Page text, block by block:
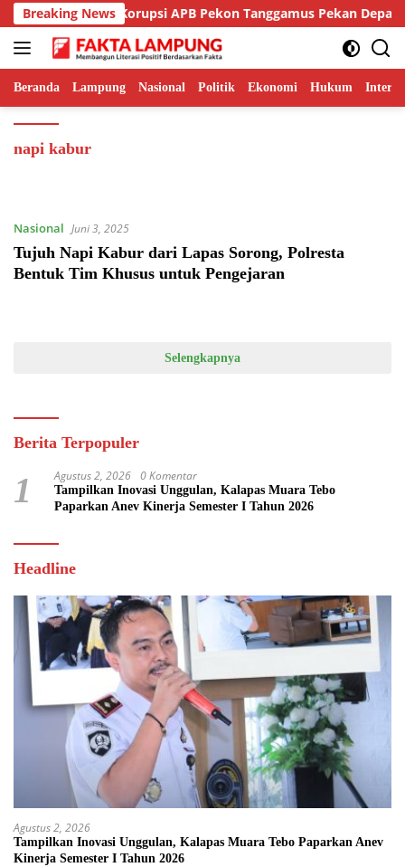
Langsung
ke
konten
Breaking News
Tunda Sidang Korupsi APB Pekon Tanggamus Pekan Depan
Beranda Lampung Nasional Politik Ekonomi Hukum
napi kabur
Nasional Juni 3, 2025
Tujuh Napi Kabur dari Lapas Sorong, Polresta
Bentuk Tim Khusus untuk Pengejaran
Selengkapnya
Berita Terpopuler
1 Agustus 2, 2026 0 Komentar
Tampilkan Inovasi Unggulan, Kalapas Muara Tebo
Paparkan Anev Kinerja Semester I Tahun 2026
Headline
Agustus 2, 2026
Tampilkan Inovasi Unggulan, Kalapas Muara Tebo Paparkan Anev
Kinerja Semester I Tahun 2026